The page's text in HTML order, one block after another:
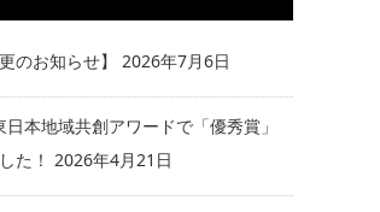
のお知らせ】 2026年7月6日
日本地域共創アワードで「優秀賞」
た！ 2026年4月21日